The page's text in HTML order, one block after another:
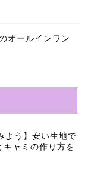
オールインワン
よう】安い生地で
キャミの作り方を